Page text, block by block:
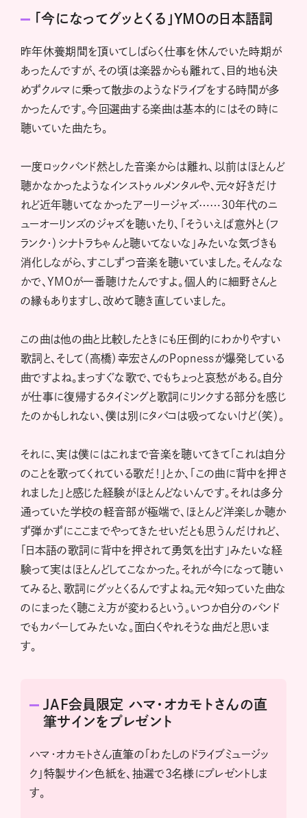
「今になってグッとくる」YMOの日本語詞
昨年休養期間を頂いてしばらく仕事を休んでいた時期が
あったんですが、その頃は楽器からも離れて、目的地も決
めずクルマに乗って散歩のようなドライブをする時間が多
かったんです。今回選曲する楽曲は基本的にはその時に
聴いていた曲たち。
一度ロックバンド然とした音楽からは離れ、以前はほとんど
聴かなかったようなインストゥルメンタルや、元々好きだけ
れど近年聴いてなかったアーリージャズ⋯⋯30年代のニ
ューオーリンズのジャズを聴いたり、「そういえば意外と（フ
ランク・）シナトラちゃんと聴いてないな」みたいな気づきも
消化しながら、すこしずつ音楽を聴いていました。そんなな
かで、YMOが一番聴けたんですよ。個人的に細野さんと
の縁もありますし、改めて聴き直していました。
この曲は他の曲と比較したときにも圧倒的にわかりやすい
歌詞と、そして（高橋）幸宏さんのPopnessが爆発している
曲ですよね。まっすぐな歌で、でもちょっと哀愁がある。自分
が仕事に復帰するタイミングと歌詞にリンクする部分を感じ
たのかもしれない、僕は別にタバコは吸ってないけど（笑）。
それに、実は僕にはこれまで音楽を聴いてきて「これは自分
のことを歌ってくれている歌だ！」とか、「この曲に背中を押さ
れました」と感じた経験がほとんどないんです。それは多分
通っていた学校の軽音部が極端で、ほとんど洋楽しか聴か
ず弾かずにここまでやってきたせいだとも思うんだけれど、
「日本語の歌詞に背中を押されて勇気を出す」みたいな経
験って実はほとんどしてこなかった。それが今になって聴い
てみると、歌詞にグッとくるんですよね。元々知っていた曲な
のにまったく聴こえ方が変わるという。いつか自分のバンド
でもカバーしてみたいな。面白くやれそうな曲だと思いま
す。
JAF会員限定 ハマ・オカモトさんの直
筆サインをプレゼント
ハマ・オカモトさん直筆の「わたしのドライブミュージッ
ク」特製サイン色紙を、抽選で3名様にプレゼントしま
す。